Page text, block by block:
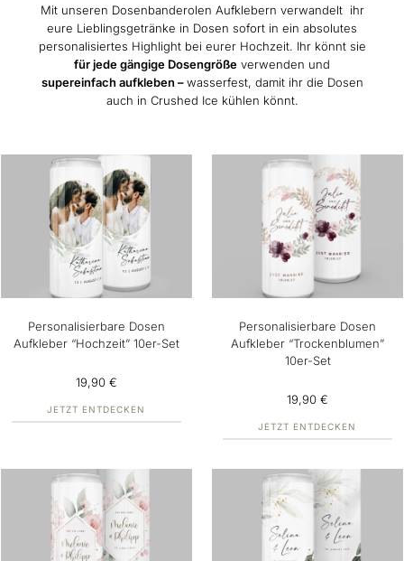
Mit unseren Dosenbanderolen Aufklebern verwandelt ihr
eure Lieblingsgetränke in Dosen sofort in ein absolutes
personalisiertes Highlight bei eurer Hochzeit. Ihr könnt sie
für jede gängige Dosengröße verwenden und
supereinfach aufkleben –wasserfest, damit ihr die Dosen
auch in Crushed Ice kühlen könnt.
Personalisierbare Dosen
Aufkleber “Hochzeit” 10er-Set
19,90 €
JETZT ENTDECKEN
Personalisierbare Dosen
Aufkleber “Trockenblumen”
10er-Set
19,90 €
JETZT ENTDECKEN